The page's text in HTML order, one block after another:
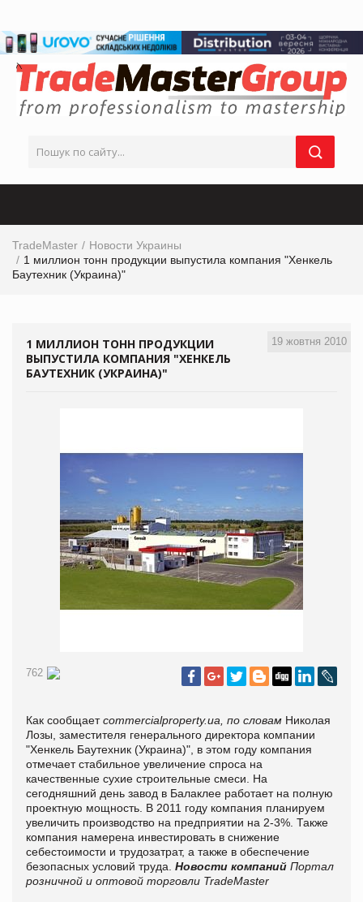
TradeMaster
Новости Украины
1 миллион тонн продукции выпустила компания "Хенкель
Баутехник (Украина)"
19 жовтня 2010
1 МИЛЛИОН ТОНН ПРОДУКЦИИ
ВЫПУСТИЛА КОМПАНИЯ "ХЕНКЕЛЬ
БАУТЕХНИК (УКРАИНА)"
762
Как сообщаетcommercialproperty.ua, по словам Николая
Лозы, заместителя генерального директора компании
"Хенкель Баутехник (Украина)", в этом году компания
отмечает стабильное увеличение спроса на
качественные сухие строительные смеси. На
сегодняшний день завод в Балаклее работает на полную
проектную мощность. В 2011 году компания планируем
увеличить производство на предприятии на 2-3%. Также
компания намерена инвестировать в снижение
себестоимости и трудозатрат, а также в обеспечение
безопасных условий труда. Новости компаний Портал
розничной и оптовой торговли TradeMaster